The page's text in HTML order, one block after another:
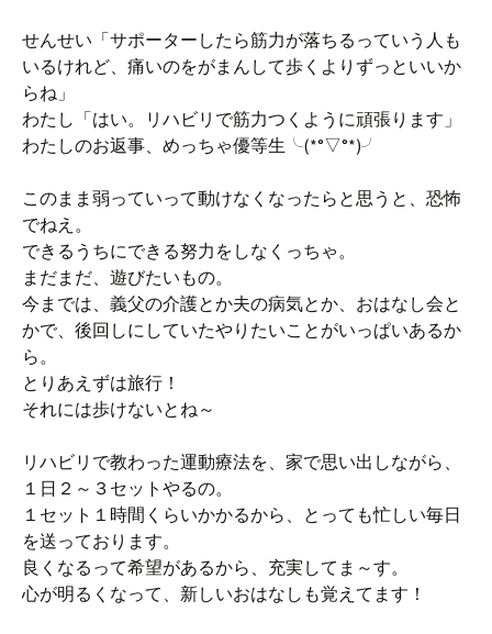
せんせい「サポーターしたら筋力が落ちるっていう人も
いるけれど、痛いのをがまんして歩くよりずっといいか
らね」
わたし「はい。リハビリで筋力つくように頑張ります」
わたしのお返事、めっちゃ優等生╰(*°▽°*)╯
このまま弱っていって動けなくなったらと思うと、恐怖
でねえ。
できるうちにできる努力をしなくっちゃ。
まだまだ、遊びたいもの。
今までは、義父の介護とか夫の病気とか、おはなし会と
かで、後回しにしていたやりたいことがいっぱいあるか
ら。
とりあえずは旅行！
それには歩けないとね～
リハビリで教わった運動療法を、家で思い出しながら、
１日２～３セットやるの。
１セット１時間くらいかかるから、とっても忙しい毎日
を送っております。
良くなるって希望があるから、充実してま～す。
心が明るくなって、新しいおはなしも覚えてます！